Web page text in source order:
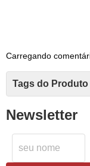
Carregando
Tags do Produto
Newsletter